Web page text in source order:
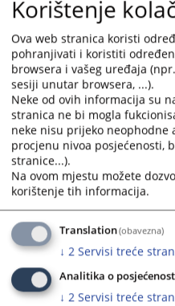
calendar
select
a
date.
Press
the
question
mark
key
to
the
keyboard
shortcuts
for
changing
a
date.
the
key
for
Korištenje
Ova web stranica koristi
pohranjivati i koristiti
browsera i vašeg uređaja
sesiji unutar browsera, ...).
Neke od ovih informacija su
stranica ne bi mogla
neke nisu prijeko neophodne
procjenu nivoa posjećenosti,
stranice...).
Na ovom mjestu možete
korištenje tih informacija.
Translation(obavezna)
↓ 2 Servisi treće
Analitika o
↓ 2 Servisi treće